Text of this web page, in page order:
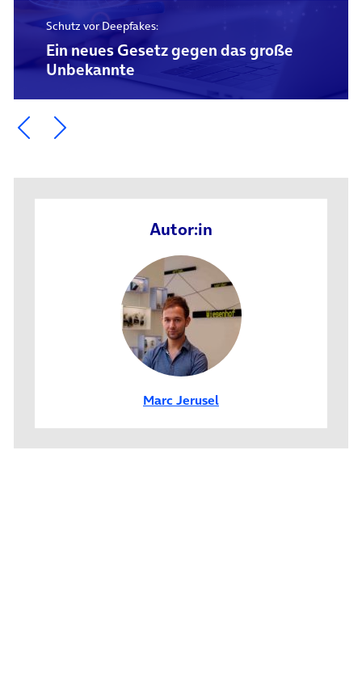
Schutz vor Deepfakes:
Ein neues Gesetz gegen das große
Unbekannte
Ein Element zurück blättern
Ein Element weiter blättern
Autor:in
Marc Jerusel